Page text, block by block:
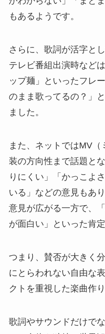
もあるようです。
さらに、歌詞が活字と
テレビ番組出演時など
ップ麺」といったフレ
のまま歌ってるの？」
ました。
また、ネットではMV
装の方向性まで話題と
りにくい」「かっこよ
いる」などの意見もあ
意見が広がる一方で、
が面白い」といった肯
つまり、賛否が大きく
にとらわれない自由な
クトを重視した楽曲作
歌詞やサウンドだけで